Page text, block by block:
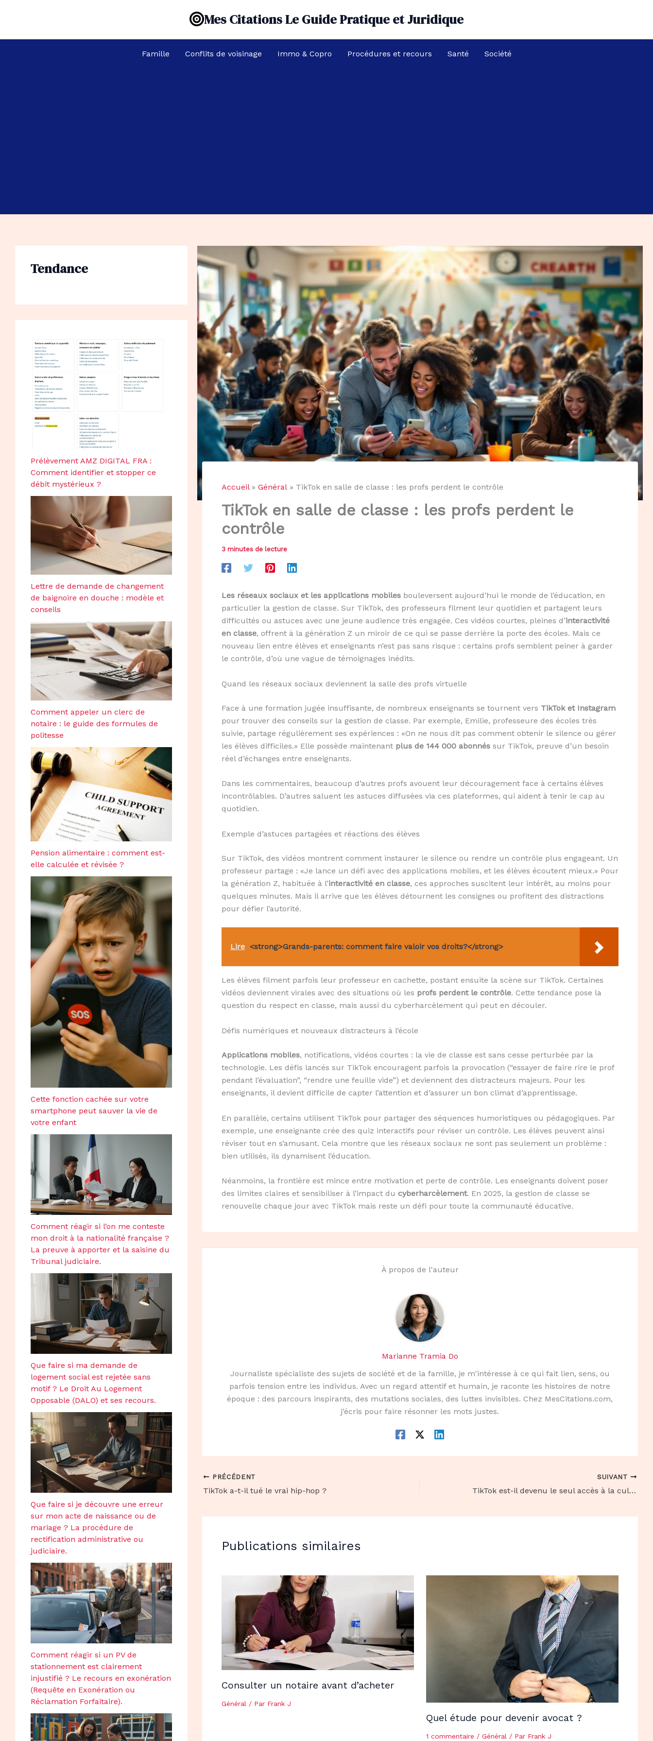
Mes Citations Le Guide Pratique et Juridique
Famille Conflits de voisinage Immo & Copro Procédures et recours Santé Société
Tendance
Prélèvement AMZ DIGITAL FRA :
Comment identifier et stopper ce
débit mystérieux ?
Lettre de demande de changement
de baignoire en douche : modèle et
conseils
Comment appeler un clerc de
notaire : le guide des formules de
politesse
Pension alimentaire : comment est-
elle calculée et révisée ?
Cette fonction cachée sur votre
smartphone peut sauver la vie de
votre enfant
Comment réagir si l’on me conteste
mon droit à la nationalité française ?
La preuve à apporter et la saisine du
Tribunal judiciaire.
Que faire si ma demande de
logement social est rejetée sans
motif ? Le Droit Au Logement
Opposable (DALO) et ses recours.
Que faire si je découvre une erreur
sur mon acte de naissance ou de
mariage ? La procédure de
rectification administrative ou
judiciaire.
Comment réagir si un PV de
stationnement est clairement
injustifié ? Le recours en exonération
(Requête en Exonération ou
Réclamation Forfaitaire).
Accueil Général TikTok en salle de classe : les profs perdent le contrôle
TikTok en salle de classe : les profs perdent le
contrôle
3 minutes de lecture
Les réseaux sociaux et les applications mobilesbouleversent aujourd’hui le monde de l’éducation, en
particulier la gestion de classe. Sur TikTok, des professeurs filment leur quotidien et partagent leurs
difficultés ou astuces avec une jeune audience très engagée. Ces vidéos courtes, pleines d’interactivité
en classe, offrent à la génération Z un miroir de ce qui se passe derrière la porte des écoles. Mais ce
nouveau lien entre élèves et enseignants n’est pas sans risque : certains profs semblent peiner à garder
le contrôle, d’où une vague de témoignages inédits.
Quand les réseaux sociaux deviennent la salle des profs virtuelle
Face à une formation jugée insuffisante, de nombreux enseignants se tournent vers TikTok et Instagram
pour trouver des conseils sur la gestion de classe. Par exemple, Emilie, professeure des écoles très
suivie, partage régulièrement ses expériences : «On ne nous dit pas comment obtenir le silence ou gérer
les élèves difficiles.» Elle possède maintenant plus de 144 000 abonnéssur TikTok, preuve d’un besoin
réel d’échanges entre enseignants.
Dans les commentaires, beaucoup d’autres profs avouent leur découragement face à certains élèves
incontrôlables. D’autres saluent les astuces diffusées via ces plateformes, qui aident à tenir le cap au
quotidien.
Exemple d’astuces partagées et réactions des élèves
Sur TikTok, des vidéos montrent comment instaurer le silence ou rendre un contrôle plus engageant. Un
professeur partage : «Je lance un défi avec des applications mobiles, et les élèves écoutent mieux.» Pour
la génération Z, habituée à l’interactivité en classe, ces approches suscitent leur intérêt, au moins pour
quelques minutes. Mais il arrive que les élèves détournent les consignes ou profitent des distractions
pour défier l’autorité.
Lire <strong>Grands-parents: comment faire valoir vos droits?</strong>
Les élèves filment parfois leur professeur en cachette, postant ensuite la scène sur TikTok. Certaines
vidéos deviennent virales avec des situations où les profs perdent le contrôle. Cette tendance pose la
question du respect en classe, mais aussi du cyberharcèlement qui peut en découler.
Défis numériques et nouveaux distracteurs à l’école
Applications mobiles, notifications, vidéos courtes : la vie de classe est sans cesse perturbée par la
technologie. Les défis lancés sur TikTok encouragent parfois la provocation (“essayer de faire rire le prof
pendant l’évaluation”, “rendre une feuille vide”) et deviennent des distracteurs majeurs. Pour les
enseignants, il devient difficile de capter l’attention et d’assurer un bon climat d’apprentissage.
En parallèle, certains utilisent TikTok pour partager des séquences humoristiques ou pédagogiques. Par
exemple, une enseignante crée des quiz interactifs pour réviser un contrôle. Les élèves peuvent ainsi
réviser tout en s’amusant. Cela montre que les réseaux sociaux ne sont pas seulement un problème :
bien utilisés, ils dynamisent l’éducation.
Néanmoins, la frontière est mince entre motivation et perte de contrôle. Les enseignants doivent poser
des limites claires et sensibiliser à l’impact du cyberharcèlement. En 2025, la gestion de classe se
renouvelle chaque jour avec TikTok mais reste un défi pour toute la communauté éducative.
À propos de l'auteur
Marianne Tramia Do
Journaliste spécialiste des sujets de société et de la famille, je m'intéresse à ce qui fait lien, sens, ou
parfois tension entre les individus. Avec un regard attentif et humain, je raconte les histoires de notre
époque : des parcours inspirants, des mutations sociales, des luttes invisibles. Chez MesCitations.com,
j’écris pour faire résonner les mots justes.
PRÉCÉDENT
TikTok a-t-il tué le vrai hip-hop ?
SUIVANT
TikTok est-il devenu le seul accès à la culture des jeunes ?
Publications similaires
Consulter un notaire avant d’acheter
Général/ Par Frank J
Quel étude pour devenir avocat ?
1 commentaire / Général / Par Frank J